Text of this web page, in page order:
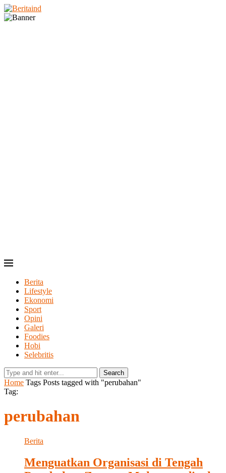
Berita
Lifestyle
Ekonomi
Sport
Opini
Galeri
Foodies
Hobi
Selebritis
Search
Home Tags Posts tagged with "perubahan"
Tag:
perubahan
Berita
Menguatkan Organisasi di Tengah